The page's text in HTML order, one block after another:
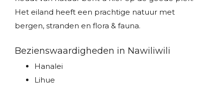
Het eiland heeft een prachtige natuur met
bergen, stranden en flora & fauna.
Bezienswaardigheden in Nawiliwili
Hanalei
Lihue